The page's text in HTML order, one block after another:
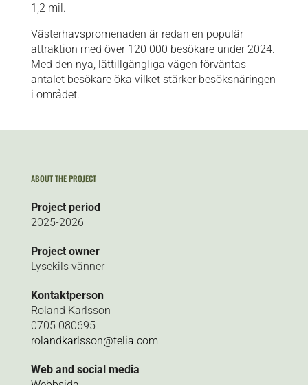
1,2 mil.
Västerhavspromenaden är redan en populär
attraktion med över 120 000 besökare under 2024.
Med den nya, lättillgängliga vägen förväntas
antalet besökare öka vilket stärker besöksnäringen
i området.
ABOUT THE PROJECT
Project period
2025-2026
Project owner
Lysekils vänner
Kontaktperson
Roland Karlsson
0705 080695
rolandkarlsson@telia.com
Web and social media